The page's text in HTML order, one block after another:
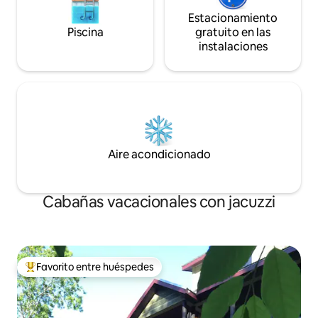
Piscina
Estacionamiento
gratuito en las
instalaciones
Aire acondicionado
Cabañas vacacionales con jacuzzi
Favorito entre huéspedes preferido
Favorito entre huéspedes